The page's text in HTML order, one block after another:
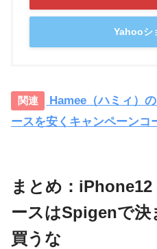
Yahooシ
Hamee（ハミィ）
ースを安くキャンペーンコ
まとめ：
ースはSpigenで決
買うな